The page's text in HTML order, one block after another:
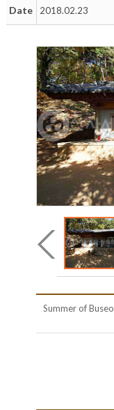
Date 2018.02.23
Summer of